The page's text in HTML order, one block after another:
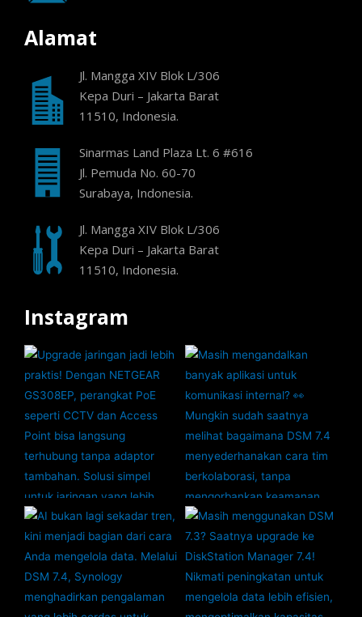
Alamat
Jl. Mangga XIV Blok L/306
Kepa Duri – Jakarta Barat
11510, Indonesia.
Sinarmas Land Plaza Lt. 6 #616
Jl. Pemuda No. 60-70
Surabaya, Indonesia.
Jl. Mangga XIV Blok L/306
Kepa Duri – Jakarta Barat
11510, Indonesia.
Instagram